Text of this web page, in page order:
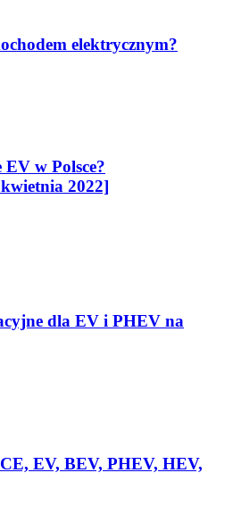
elektrycznym?
EV w Polsce?
2022]
dla EV i PHEV na
EV, BEV, PHEV, HEV,